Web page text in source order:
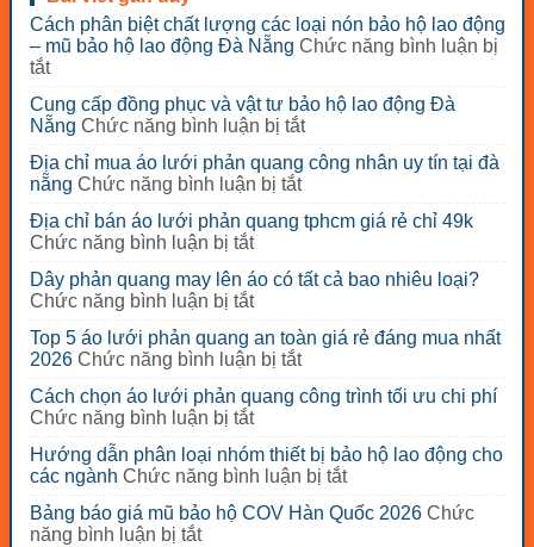
Cách phân biệt chất lượng các loại nón bảo hộ lao động
– mũ bảo hộ lao động Đà Nẵng Chức năng bình luận bị
tắtở
phân
biệt
chất
lượng
các
loại
nón
hộ
lao
–
mũ
bảo
hộ
lao
động
Đà
Cung cấp đồng phục và vật tư bảo hộ lao động Đà
Nẵng Chức năng bình luận bị tắtở
cấp
phục
và
tư
lao
Nẵng
Địa chỉ mua áo lưới phản quang công nhân uy tín tại đà
nẵng Chức năng bình luận bị tắtở
chỉ
áo
lưới
quang
công
uy
đà
nẵng
Địa chỉ bán áo lưới phản quang tphcm giá rẻ chỉ 49k
Chức năng bình luận bị tắtở
chỉ
bán
lưới
phản
quang
tphcm
rẻ
chỉ
Dây phản quang may lên áo có tất cả bao nhiêu loại?
Chức năng bình luận bị tắtở
phản
quang
lên
áo
có
tất
bao
Top 5 áo lưới phản quang an toàn giá rẻ đáng mua nhất
2026 Chức năng bình luận bị tắtở
5
lưới
phản
quang
an
Cách chọn áo lưới phản quang công trình tối ưu chi phí
Chức năng bình luận bị tắtở
chọn
áo
lưới
phản
Hướng dẫn phân loại nhóm thiết bị bảo hộ lao động cho
các ngành Chức năng bình luận bị tắtở
dẫn
Bảng báo giá mũ bảo hộ COV Hàn Quốc 2026 Chức
năng bình luận bị tắtở